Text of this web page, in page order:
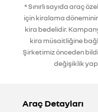
* Sınırlı sayıda araç
için kiralama döneminin
kira bedelidir.
kira müsaitliğine
Şirketimiz önceden
değişiklik
Araç Detayları